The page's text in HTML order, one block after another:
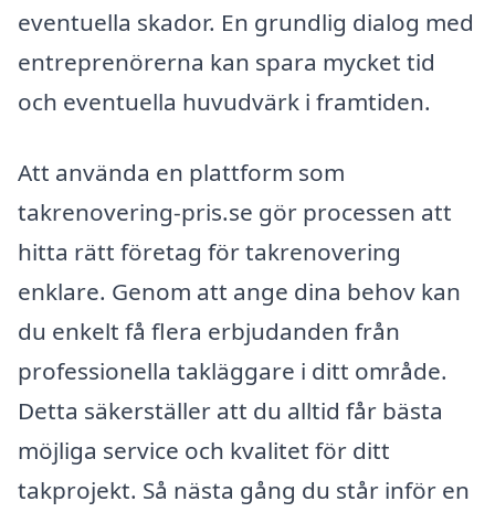
eventuella skador. En grundlig dialog med
entreprenörerna kan spara mycket tid
och eventuella huvudvärk i framtiden.
Att använda en plattform som
takrenovering-pris.se gör processen att
hitta rätt företag för takrenovering
enklare. Genom att ange dina behov kan
du enkelt få flera erbjudanden från
professionella takläggare i ditt område.
Detta säkerställer att du alltid får bästa
möjliga service och kvalitet för ditt
takprojekt. Så nästa gång du står inför en